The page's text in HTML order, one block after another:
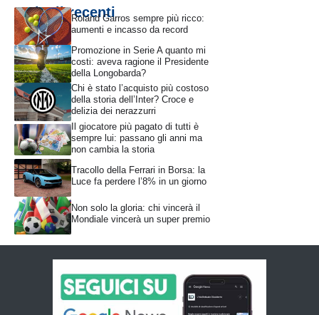
Articoli recentiRoland Garros sempre più ricco:
aumenti e incasso da record
Promozione in Serie A quanto mi
costi: aveva ragione il Presidente
della Longobarda?
Chi è stato l’acquisto più costoso
della storia dell’Inter? Croce e
delizia dei nerazzurri
Il giocatore più pagato di tutti è
sempre lui: passano gli anni ma
non cambia la storia
Tracollo della Ferrari in Borsa: la
Luce fa perdere l’8% in un giorno
Non solo la gloria: chi vincerà il
Mondiale vincerà un super premio